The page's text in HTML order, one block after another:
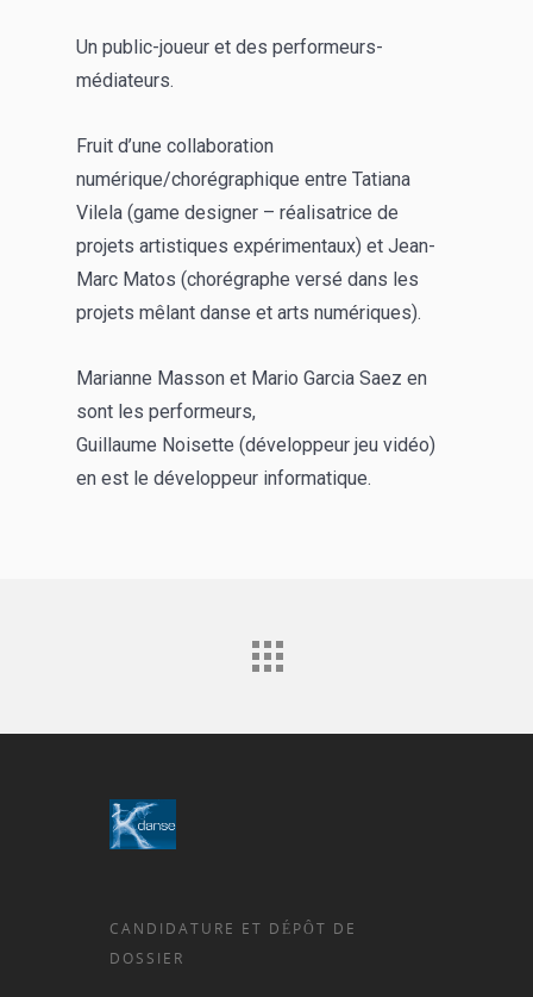
Un public-joueur et des performeurs-
médiateurs.
Fruit d’une collaboration
numérique/chorégraphique entre Tatiana
Vilela (game designer – réalisatrice de
projets artistiques expérimentaux) et Jean-
Marc Matos (chorégraphe versé dans les
projets mêlant danse et arts numériques).
Marianne Masson et Mario Garcia Saez en
sont les performeurs,
Guillaume Noisette (développeur jeu vidéo)
en est le développeur informatique.
CANDIDATURE ET DÉPÔT DE
DOSSIER